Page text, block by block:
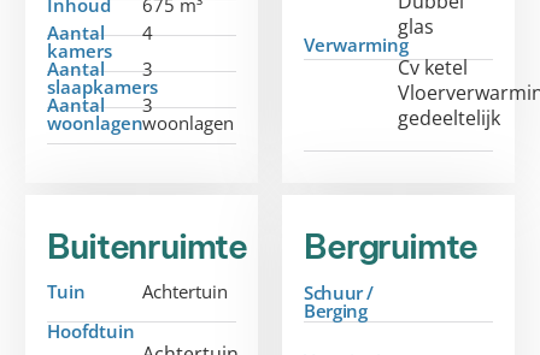
Inhoud
675 m³
Aantal
kamers
4
Aantal
slaapkamers
3
Aantal
woonlagen
3
woonlagen
glas
Verwarming
Cv ketel
gedeeltelijk
Buitenruimte
Tuin
Achtertuin
Hoofdtuin
Bergruimte
Schuur /
Berging